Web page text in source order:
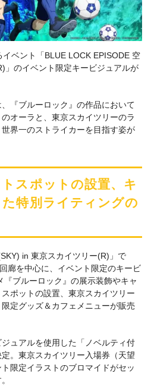
ベント「BLUE LOCK EPISODE 空
」のイベント限定キービジュアルが
『ブルーロック』の作品において
オーラと、東京スカイツリーのラ
界一のストライカーを目指す姿が
スポットの設置、キ
特別ライティングの
in 東京スカイツリー(R)」で
廊を中心に、イベント限定のキービ
ブルーロック』の展示装飾やキャ
ポットの設置、東京スカイツリー
定グッズ＆カフェメニューが販売
ュアルを使用した「ノベルティ付
。東京スカイツリー入場券（天望
限定イラストのブロマイドがセッ